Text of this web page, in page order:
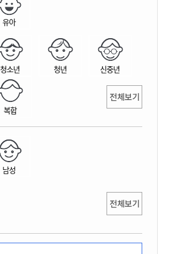
유아
청소년 청년 신중년
복합
전체보기
남성
전체보기